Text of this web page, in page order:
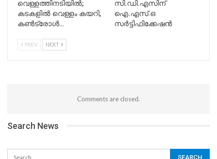
വെള്ളത്തിനടിയിൽ;
കടകളിൽ വെള്ളം കയറി,
കൺട്രോൾ…
സി.ഡി.എസിന്
ഐ.എസ്.ഒ
സർട്ടിഫിക്കേഷൻ
PREV NEXT
Comments are closed.
Search News